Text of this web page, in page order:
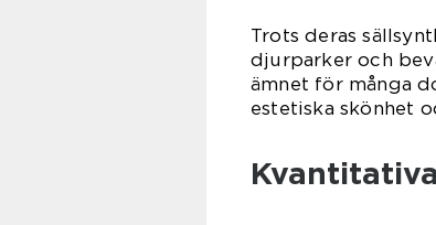
Trots deras
djurparker och
ämnet för många
estetiska skönhet